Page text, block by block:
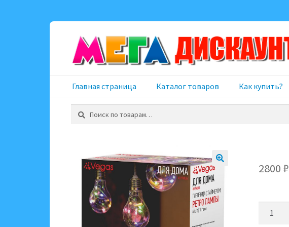
навигации
содержимому
Главная страница Каталог товаров Как купить?
Искать:
2800₽